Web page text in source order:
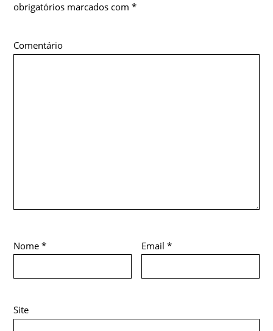
obrigatórios marcados com*
Comentário
Nome* Email*
Site